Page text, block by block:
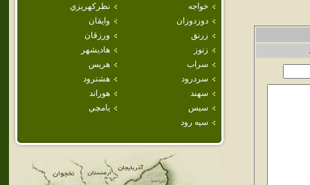
خواجه
نظركهريزي
دوزدوزان
وايقان
زرنق
ورزقان
زنوز
هاديشهر
سراب
هريس
سردرود
هشترود
سهند
هوراند
سيس
يامچي
سيه رود